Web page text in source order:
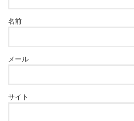
名前
メール
サイト